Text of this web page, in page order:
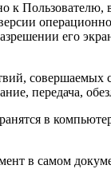
к
его
передача,
в
в самом